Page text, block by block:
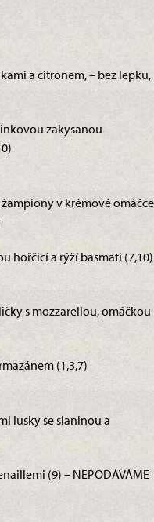
a citronem, – bez lepku,
zakysanou
žampiony v krémové omáčce
hořčicí a rýží basmati (7,10)
s mozzarellou, omáčkou
(1,3,7)
lusky se slaninou a
(9) – NEPODÁVÁME